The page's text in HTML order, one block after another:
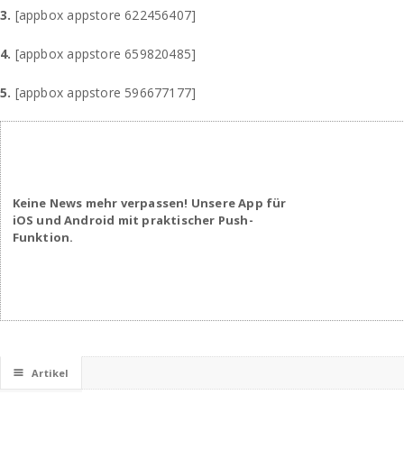
3. [appbox appstore 622456407]
4. [appbox appstore 659820485]
5. [appbox appstore 596677177]
Keine News mehr verpassen! Unsere App für
iOS und Android mit praktischer Push-
Funktion.
☰ Artikel